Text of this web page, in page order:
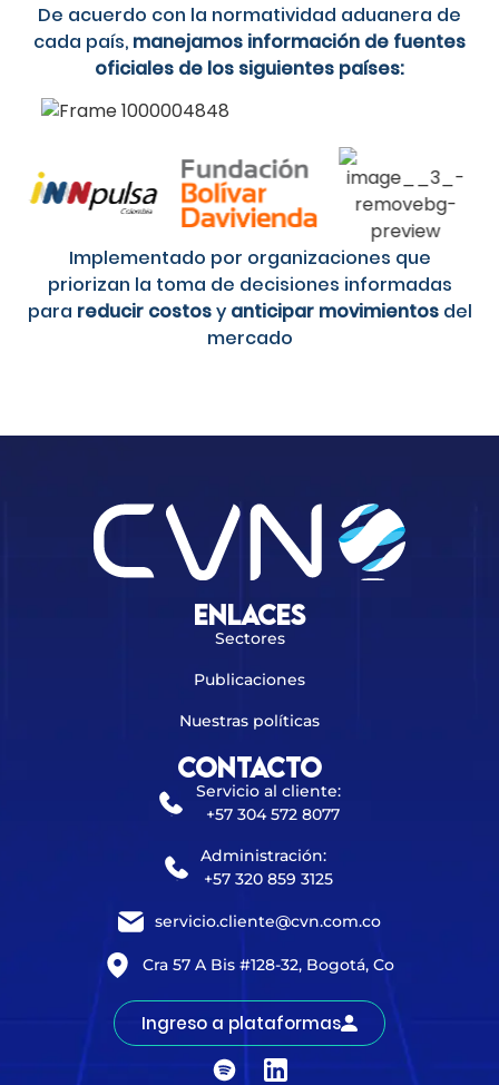
De acuerdo con la normatividad aduanera de
cada país, manejamos información de fuentes
oficiales de los siguientes países:
Implementado por organizaciones que
priorizan la toma de decisiones informadas
para reducir costosy anticipar movimientosdel
mercado
Enlaces
Sectores
Publicaciones
Nuestras políticas
Contacto
Servicio al cliente:
+57 304 572 8077
Administración:
+57 320 859 3125
servicio.cliente@cvn.com.co
Cra 57 A Bis #128-32, Bogotá, Co
Ingreso a plataformas